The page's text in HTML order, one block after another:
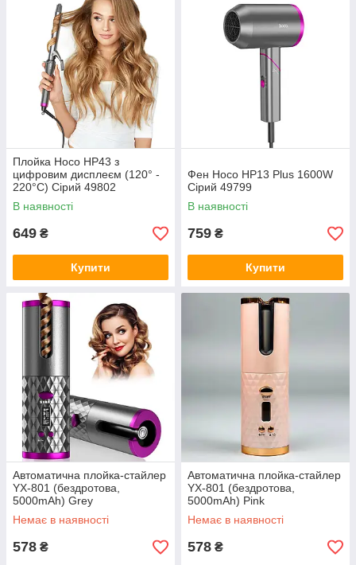
Плойка Hoco HP43 з
цифровим дисплеєм (120° -
220°C) Сірий 49802
В наявності
649 ₴
Купити
Фен Hoco HP13 Plus 1600W
Сірий 49799
В наявності
759 ₴
Купити
Автоматична плойка-стайлер
YX-801 (бездротова,
5000mAh) Grey
Немає в наявності
578 ₴
Автоматична плойка-стайлер
YX-801 (бездротова,
5000mAh) Pink
Немає в наявності
578 ₴